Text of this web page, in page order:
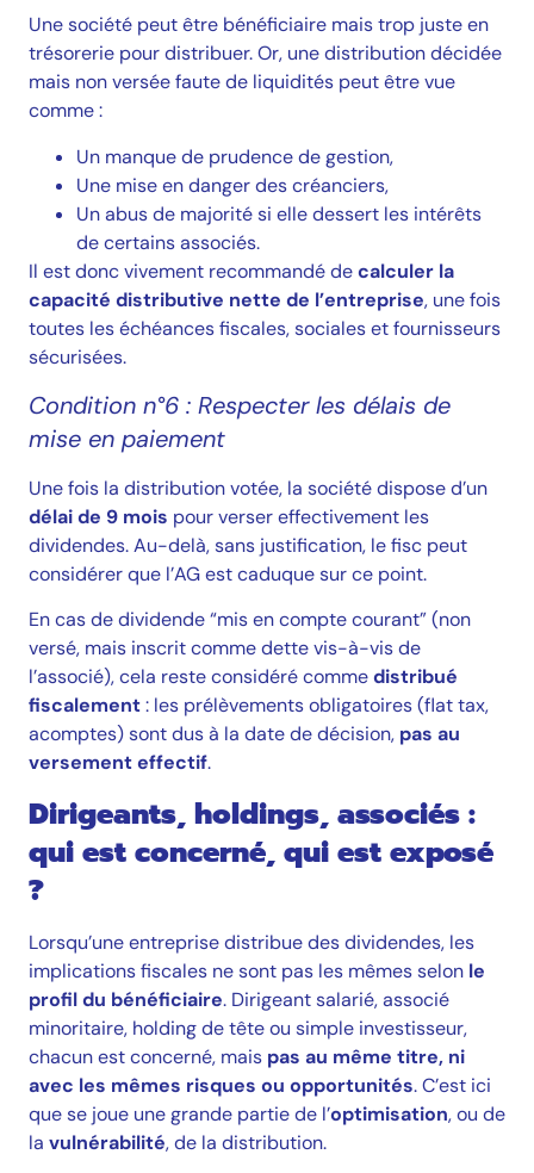
Une société peut être bénéficiaire mais trop juste en
trésorerie pour distribuer. Or, une distribution décidée
mais non versée faute de liquidités peut être vue
comme :
Un manque de prudence de gestion,
Une mise en danger des créanciers,
Un abus de majorité si elle dessert les intérêts
de certains associés.
Il est donc vivement recommandé decalculer la
capacité distributive nette de l’entreprise, une fois
toutes les échéances fiscales, sociales et fournisseurs
sécurisées.
Condition n°6 : Respecter les délais de
mise en paiement
Une fois la distribution votée, la société dispose d’un
délai de 9 mois pour verser effectivement les
dividendes. Au-delà, sans justification, le fisc peut
considérer que l’AG est caduque sur ce point.
En cas de dividende “mis en compte courant” (non
versé, mais inscrit comme dette vis-à-vis de
l’associé), cela reste considéré commedistribué
fiscalement: les prélèvements obligatoires (flat tax,
acomptes) sont dus à la date de décision, pas au
versement effectif.
Dirigeants, holdings, associés :
qui est concerné, qui est exposé
?
Lorsqu’une entreprise distribue des dividendes, les
implications fiscales ne sont pas les mêmes selon le
profil du bénéficiaire. Dirigeant salarié, associé
minoritaire, holding de tête ou simple investisseur,
chacun est concerné, mais pas au même titre, ni
avec les mêmes risques ou opportunités. C’est ici
que se joue une grande partie de l’optimisation, ou de
la vulnérabilité, de la distribution.